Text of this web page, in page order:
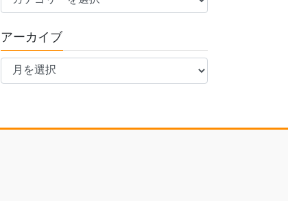
テ
リ
ー
アーカイブ
ア